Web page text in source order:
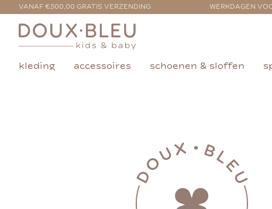
VANAF €500,00 GRATIS VERZENDING WERKDAGEN
kleding accessoires schoenen & sloffen